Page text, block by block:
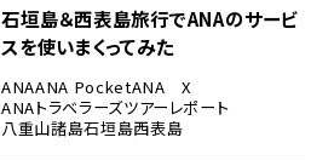
石垣島＆西表島旅行でANAのサービ
スを使いまくってみた
ANAANA PocketANA X
ANAトラベラーズツアーレポート
八重山諸島石垣島西表島